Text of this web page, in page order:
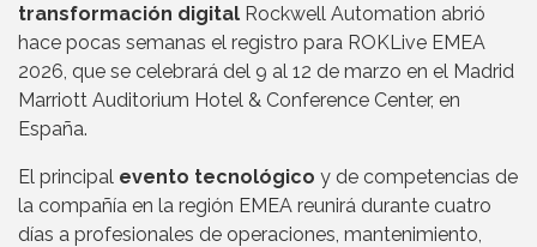
transformación digital Rockwell Automation abrió
hace pocas semanas el registro para ROKLive EMEA
2026, que se celebrará del 9 al 12 de marzo en el Madrid
Marriott Auditorium Hotel & Conference Center, en
España.
El principal evento tecnológico y de competencias de
la compañía en la región EMEA reunirá durante cuatro
días a profesionales de operaciones, mantenimiento,